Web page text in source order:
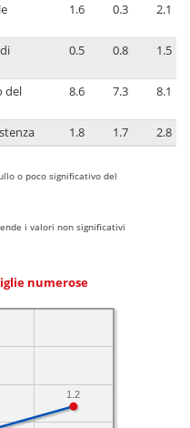
1.6 0.3 2.1
0.5 0.8 1.5
del
8.6 7.3 8.1
1.8 1.7 2.8
o poco significativo del
i valori non significativi
numerose
1.2